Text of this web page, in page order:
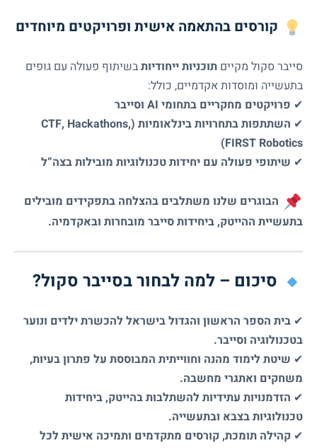
קורסים בהתאמה אישית ופרויקטים מיוחדים
סייבר סקול מקיים תוכניות ייחודיותבשיתוף פעולה עם גופים
בתעשייה ומוסדות אקדמיים, כולל:
✔ פרויקטים מחקריים בתחומי AI וסייבר
✔
השתתפות בתחרויות בינלאומיות (CTF, Hackathons,
FIRST Robotics)
✔ שיתופי פעולה עם יחידות טכנולוגיות מובילות בצה”ל
הבוגרים שלנו משתלבים בהצלחה בתפקידים מובילים
בתעשיית ההייטק, ביחידות סייבר מובחרות ובאקדמיה.
סיכום – למה לבחור בסייבר סקול?
✔ בית הספר הראשון והגדול בישראל להכשרת ילדים ונוער
בטכנולוגיה וסייבר.
✔ שיטת לימוד מהנה וחווייתית המבוססת על פתרון בעיות,
משחקים ואתגרי מחשבה.
✔ הזדמנויות עתידיות להשתלבות בהייטק, ביחידות
טכנולוגיות בצבא ובתעשייה.
✔ קהילה תומכת, קורסים מתקדמים ותמיכה אישית לכל